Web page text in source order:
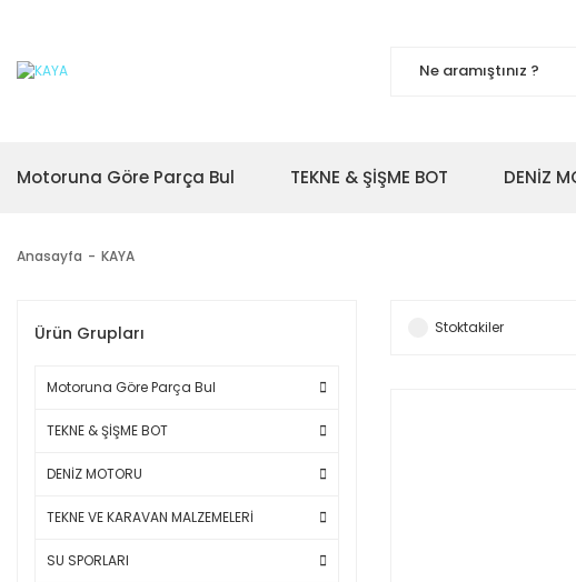
Motoruna Göre Parça Bul TEKNE & ŞİŞME BOT DENİZ
Anasayfa KAYA
Ürün Grupları
Motoruna Göre Parça Bul
TEKNE & ŞİŞME BOT
DENİZ MOTORU
TEKNE VE KARAVAN MALZEMELERİ
SU SPORLARI
Stoktakiler